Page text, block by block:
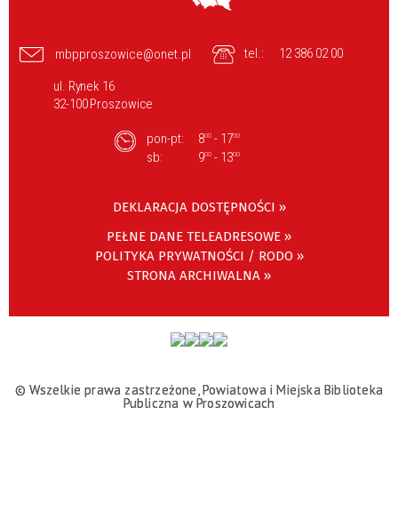
mbpproszowice@onet.pl
ul. Rynek 16
32-100 Proszowice
tel.: 12 386 02 00
pon-pt: 800 - 1700
sb: 900 - 1300
DEKLARACJA DOSTĘPNOŚCI »
PEŁNE DANE TELEADRESOWE »
POLITYKA PRYWATNOŚCI / RODO »
STRONA ARCHIWALNA »
© Wszelkie prawa zastrzeżone, Powiatowa i Miejska Biblioteka
Publiczna w Proszowicach